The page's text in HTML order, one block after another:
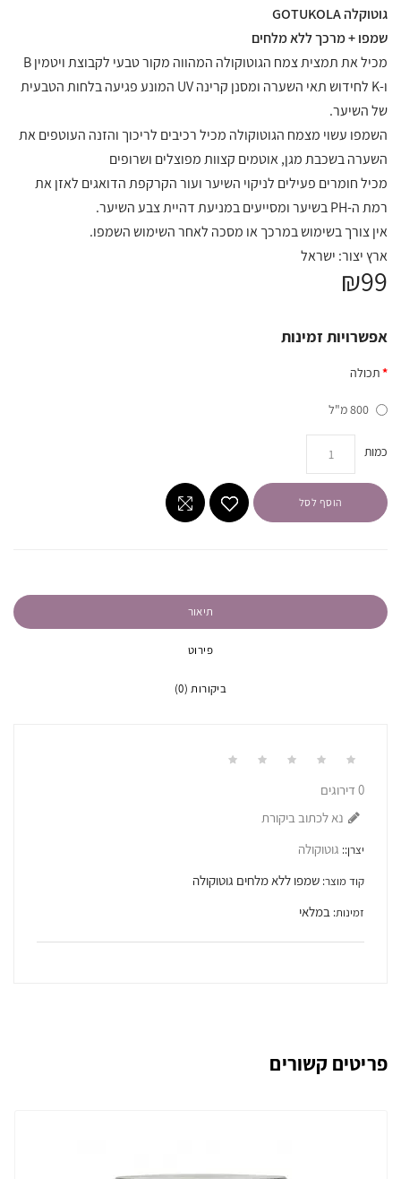
גוטוקלה GOTUKOLA
שמפו + מרכך ללא מלחים
מכיל את תמצית צמח הגוטוקולה המהווה מקור טבעי לקבוצת ויטמין B
ו-K לחידוש תאי השערה ומסנן קרינה UV המונע פגיעה בלחות הטבעית
של השיער.
השמפו עשוי מצמח הגוטוקולה מכיל רכיבים לריכוך והזנה העוטפים את
השערה בשכבת מגן, אוטמים קצוות מפוצלים ושרופים
מכיל חומרים פעילים לניקוי השיער ועור הקרקפת הדואגים לאזן את
רמת ה-PH בשיער ומסייעים במניעת דהיית צבע השיער.
אין צורך בשימוש במרכך או מסכה לאחר השימוש השמפו.
ארץ יצור: ישראל
₪99
אפשרויות זמינות
תכולה
800 מ"ל
כמות
הוסף לסל
תיאור
פירוט
ביקורות (0)
0 דירוגים
נא לכתוב ביקורת
יצרן:: גוטוקולה
קוד מוצר: שמפו ללא מלחים גוטוקולה
זמינות: במלאי
פריטים קשורים